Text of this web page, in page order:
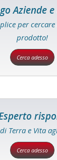
Aziende
per
prodotto!
Cerca adesso
Terra e Vita
Cerca adesso